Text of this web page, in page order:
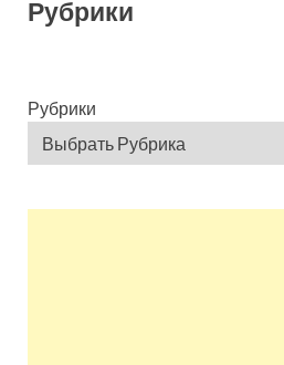
Рубрики
Рубрики